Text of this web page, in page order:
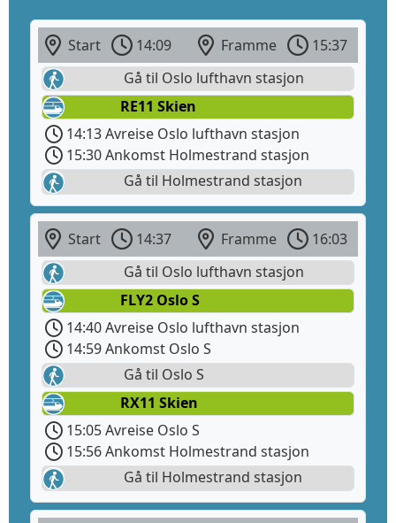
Start 14:09 Framme
15:37
Gå til Oslo lufthavn stasjon
RE11 Skien
14:13 Avreise Oslo lufthavn stasjon
15:30 Ankomst Holmestrand stasjon
Gå til Holmestrand stasjon
Start 14:37 Framme
16:03
Gå til Oslo lufthavn stasjon
FLY2 Oslo S
14:40 Avreise Oslo lufthavn stasjon
14:59 Ankomst Oslo S
Gå til Oslo S
RX11 Skien
15:05 Avreise Oslo S
15:56 Ankomst Holmestrand stasjon
Gå til Holmestrand stasjon